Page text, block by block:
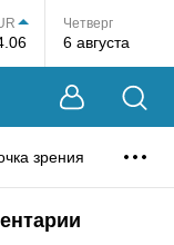
Четверг
6 августа
зрения